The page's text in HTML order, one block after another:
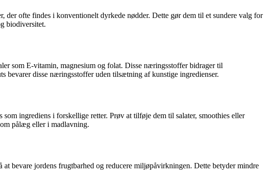
ofte findes i konventionelt dyrkede nødder. Dette gør dem til et sundere valg for
biodiversitet.
som E-vitamin, magnesium og folat. Disse næringsstoffer bidrager til
bevarer disse næringsstoffer uden tilsætning af kunstige ingredienser.
ingrediens i forskellige retter. Prøv at tilføje dem til salater, smoothies eller
pålæg eller i madlavning.
bevare jordens frugtbarhed og reducere miljøpåvirkningen. Dette betyder mindre